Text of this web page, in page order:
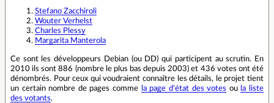
Stefano Zacchiroli
Wouter Verhelst
Charles Plessy
Margarita Manterola
Ce sont les développeurs Debian (ou DD) qui participent au scrutin. En
2010 ils sont 886 (nombre le plus bas depuis 2003) et 436 votes ont été
dénombrés. Pour ceux qui voudraient connaître les détails, le projet tient
un certain nombre de pages comme
la page d'état des votes ou la liste
des votants.